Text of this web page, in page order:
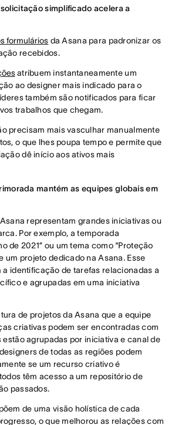
simplificado acelera a
formulários da Asana para padronizar os
recebidos.
atribuem instantaneamente um
ao designer mais indicado para o
também são notificados para ficar
trabalhos que chegam.
precisam mais vasculhar manualmente
o que lhes poupa tempo e permite que
dê início aos ativos mais
mantém as equipes globais em
representam grandes iniciativas ou
Por exemplo, a temporada
de 2021” ou um tema como “Proteção
um projeto dedicado na Asana. Esse
a identificação de tarefas relacionadas a
e agrupadas em uma iniciativa
de projetos da Asana que a equipe
criativas podem ser encontradas com
estão agrupadas por iniciativa e canal de
de todas as regiões podem
se um recurso criativo é
têm acesso a um repositório de
passados.
de uma visão holística de cada
o que melhorou as relações com